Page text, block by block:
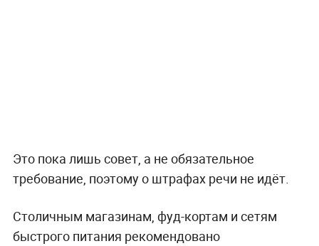
Это пока лишь совет, а не обязательное
требование, поэтому о штрафах речи не идёт.
Столичным магазинам, фуд-кортам и сетям
быстрого питания рекомендовано